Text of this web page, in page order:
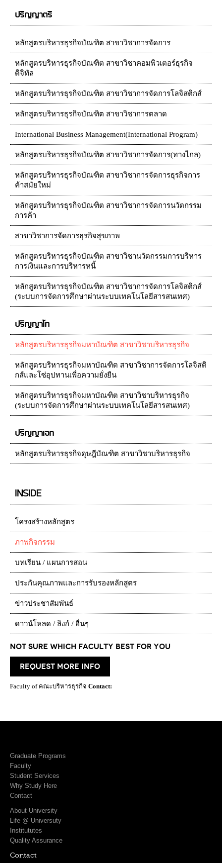
ปริญญาตรี
หลักสูตรบริหารธุรกิจบัณฑิต สาขาวิชาการจัดการ
หลักสูตรบริหารธุรกิจบัณฑิต สาขาวิชาคอมพิวเตอร์ธุรกิจ
ดิจิทัล
หลักสูตรบริหารธุรกิจบัณฑิต สาขาวิชาการจัดการโลจิสติกส์
หลักสูตรบริหารธุรกิจบัณฑิต สาขาวิชาการตลาด
International Business Management(International Program)
หลักสูตรบริหารธุรกิจบัณฑิต สาขาวิชาการจัดการ(ทางไกล)
หลักสูตรบริหารธุรกิจบัณฑิต สาขาวิชาการจัดการธุรกิจการ
ค้าสมัยใหม่
หลักสูตรบริหารธุรกิจบัณฑิต สาขาวิชาการจัดการนวัตกรรม
การค้า
สาขาวิชาการจัดการธุรกิจสุขภาพ
หลักสูตรบริหารธุรกิจบัณฑิต สาขาวิชานวัตกรรมการบริหาร
การเงินและการบริหารหนี้
หลักสูตรบริหารธุรกิจบัณฑิต สาขาวิชาการจัดการโลจิสติกส์
(ระบบการจัดการศึกษาผ่านระบบเทคโนโลยีสารสนเทศ)
ปริญญาโท
หลักสูตรบริหารธุรกิจมหาบัณฑิต สาขาวิชาบริหารธุรกิจ
หลักสูตรบริหารธุรกิจมหาบัณฑิต สาขาวิชาการจัดการโลจิสติ
กส์และโซ่อุปทานเพื่อความยั่งยืน
หลักสูตรบริหารธุรกิจมหาบัณฑิต สาขาวิชาบริหารธุรกิจ
(ระบบการจัดการศึกษาผ่านระบบเทคโนโลยีสารสนเทศ)
ปริญญาเอก
หลักสูตรบริหารธุรกิจดุษฎีบัณฑิต สาขาวิชาบริหารธุรกิจ
INSIDE
โครงสร้างหลักสูตร
ภาพกิจกรรม
บทเรียน / แผนการสอน
ประกันคุณภาพและการรับรองหลักสูตร
ข่าวประชาสัมพันธ์
ดาวน์โหลด / ลิงก์ / อื่นๆ
Not Sure which Faculty best for you
request more info
Faculty of คณะบริหารธุรกิจ Contact:
Graduate Programs
Faculty
Student Services
Why Study Here
Contact
About University
Life @ Universuty
Institututes
Quality Assurance
Contact